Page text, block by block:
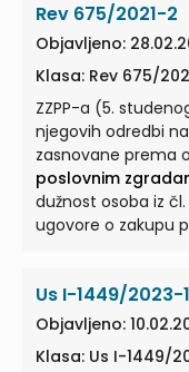
odnosu na
vlasnike kojima je
Rev 675/2021-2
Objavljeno:
Klasa: Rev 675/
ZZPP-a (5.
njegovih odredbi
zasnovane prema
poslovnim
dužnost osoba iz
ugovore o zakupu
Us I-1449/2023-
Objavljeno:
Klasa: Us I-1449/